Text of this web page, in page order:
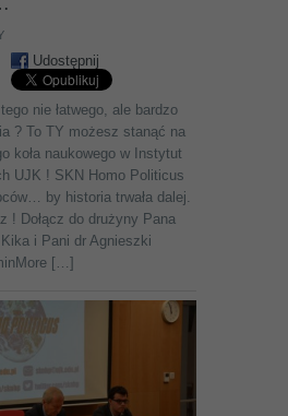
Udostępnij
nie łatwego, ale bardzo
? To TY możesz stanąć na
koła naukowego w Instytut
UJK ! SKN Homo Politicus
by historia trwała dalej.
! Dołącz do drużyny Pana
i Pani dr Agnieszki
[…]